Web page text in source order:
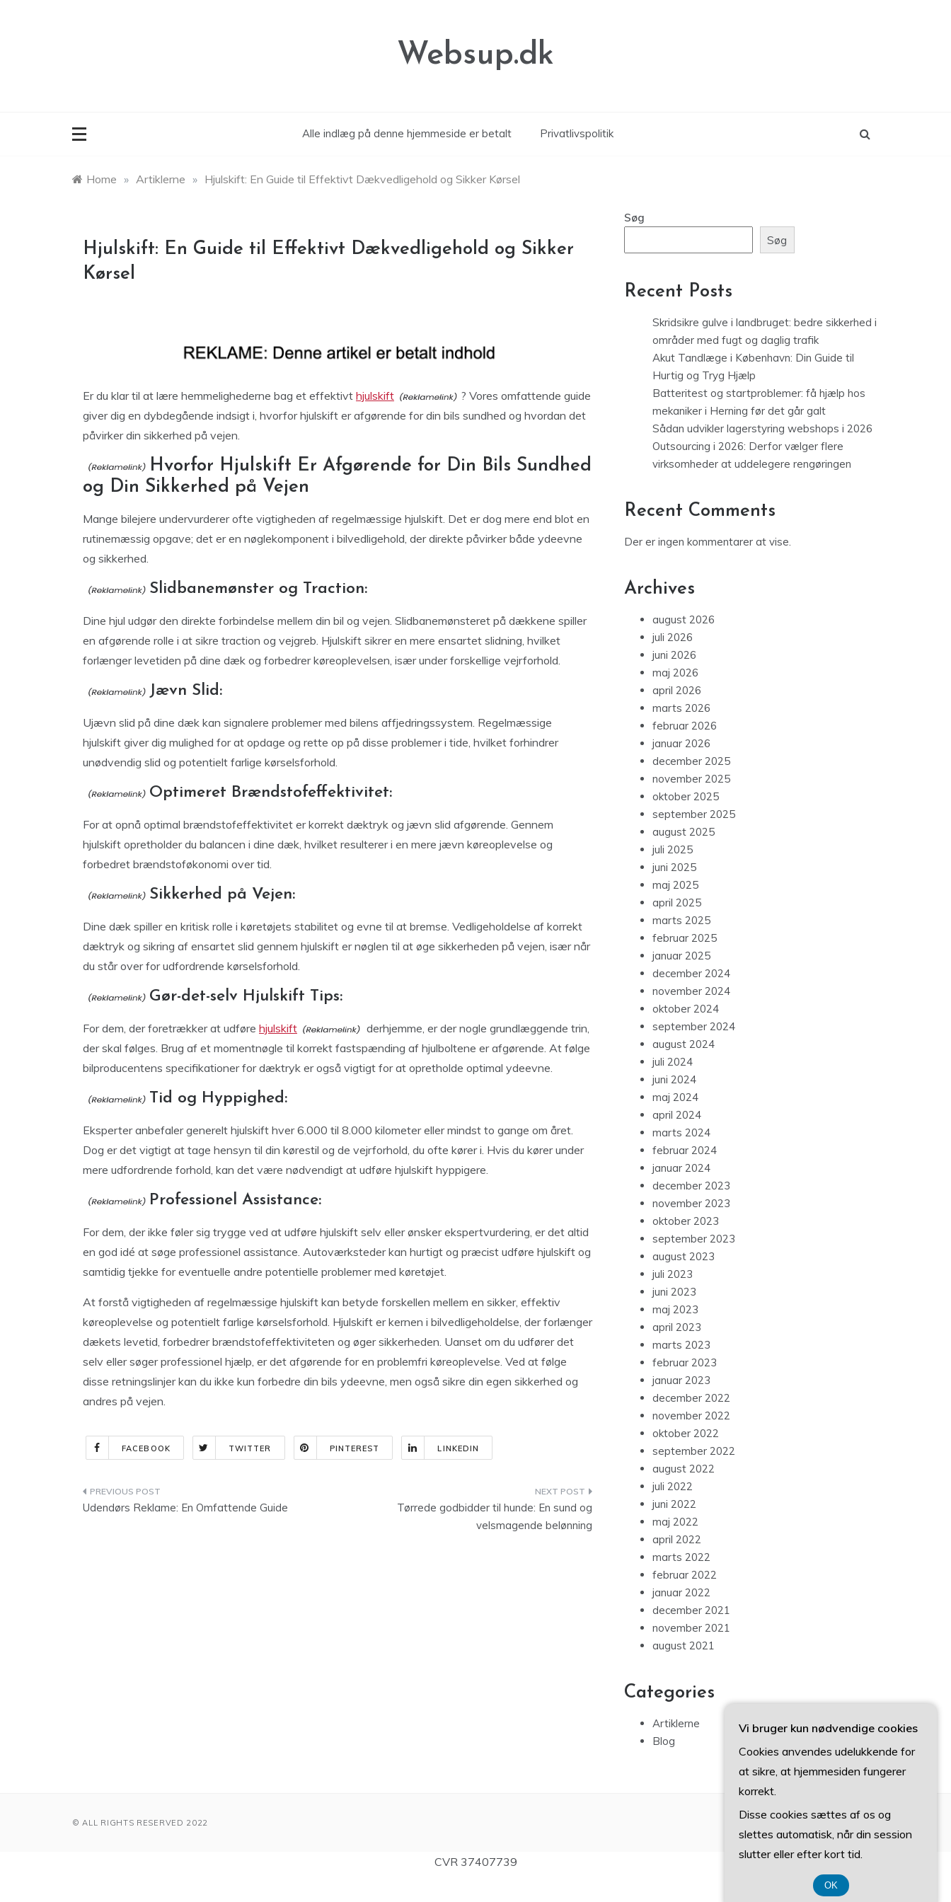
Websup.dk
Alle indlæg på denne hjemmeside er betalt Privatlivspolitik
Home » Artiklerne » Hjulskift: En Guide til Effektivt Dækvedligehold og Sikker Kørsel
Hjulskift: En Guide til Effektivt Dækvedligehold og Sikker
Kørsel
Er du klar til at lære hemmelighederne bag et effektivt hjulskift
? Vores omfattende guide
giver dig en dybdegående indsigt i, hvorfor hjulskift er afgørende for din bils sundhed og hvordan det
påvirker din sikkerhed på vejen.
Hvorfor Hjulskift Er Afgørende for Din Bils Sundhed
og Din Sikkerhed på Vejen
Mange bilejere undervurderer ofte vigtigheden af regelmæssige hjulskift. Det er dog mere end blot en
rutinemæssig opgave; det er en nøglekomponent i bilvedligehold, der direkte påvirker både ydeevne
og sikkerhed.
Slidbanemønster og Traction:
Dine hjul udgør den direkte forbindelse mellem din bil og vejen. Slidbanemønsteret på dækkene spiller
en afgørende rolle i at sikre traction og vejgreb. Hjulskift sikrer en mere ensartet slidning, hvilket
forlænger levetiden på dine dæk og forbedrer køreoplevelsen, især under forskellige vejrforhold.
Jævn Slid:
Ujævn slid på dine dæk kan signalere problemer med bilens affjedringssystem. Regelmæssige
hjulskift giver dig mulighed for at opdage og rette op på disse problemer i tide, hvilket forhindrer
unødvendig slid og potentielt farlige kørselsforhold.
Optimeret Brændstofeffektivitet:
For at opnå optimal brændstofeffektivitet er korrekt dæktryk og jævn slid afgørende. Gennem
hjulskift opretholder du balancen i dine dæk, hvilket resulterer i en mere jævn køreoplevelse og
forbedret brændstoføkonomi over tid.
Sikkerhed på Vejen:
Dine dæk spiller en kritisk rolle i køretøjets stabilitet og evne til at bremse. Vedligeholdelse af korrekt
dæktryk og sikring af ensartet slid gennem hjulskift er nøglen til at øge sikkerheden på vejen, især når
du står over for udfordrende kørselsforhold.
Gør-det-selv Hjulskift Tips:
For dem, der foretrækker at udføre hjulskift
derhjemme, er der nogle grundlæggende trin,
der skal følges. Brug af et momentnøgle til korrekt fastspænding af hjulboltene er afgørende. At følge
bilproducentens specifikationer for dæktryk er også vigtigt for at opretholde optimal ydeevne.
Tid og Hyppighed:
Eksperter anbefaler generelt hjulskift hver 6.000 til 8.000 kilometer eller mindst to gange om året.
Dog er det vigtigt at tage hensyn til din kørestil og de vejrforhold, du ofte kører i. Hvis du kører under
mere udfordrende forhold, kan det være nødvendigt at udføre hjulskift hyppigere.
Professionel Assistance:
For dem, der ikke føler sig trygge ved at udføre hjulskift selv eller ønsker ekspertvurdering, er det altid
en god idé at søge professionel assistance. Autoværksteder kan hurtigt og præcist udføre hjulskift og
samtidig tjekke for eventuelle andre potentielle problemer med køretøjet.
At forstå vigtigheden af regelmæssige hjulskift kan betyde forskellen mellem en sikker, effektiv
køreoplevelse og potentielt farlige kørselsforhold. Hjulskift er kernen i bilvedligeholdelse, der forlænger
dækets levetid, forbedrer brændstofeffektiviteten og øger sikkerheden. Uanset om du udfører det
selv eller søger professionel hjælp, er det afgørende for en problemfri køreoplevelse. Ved at følge
disse retningslinjer kan du ikke kun forbedre din bils ydeevne, men også sikre din egen sikkerhed og
andres på vejen.
FACEBOOK TWITTER PINTEREST LINKEDIN
Indlægsnavigation
Udendørs Reklame: En Omfattende Guide
Tørrede godbidder til hunde: En sund og
velsmagende belønning
Søg
Søg
Recent Posts
Skridsikre gulve i landbruget: bedre sikkerhed i
områder med fugt og daglig trafik
Akut Tandlæge i København: Din Guide til
Hurtig og Tryg Hjælp
Batteritest og startproblemer: få hjælp hos
mekaniker i Herning før det går galt
Sådan udvikler lagerstyring webshops i 2026
Outsourcing i 2026: Derfor vælger flere
virksomheder at uddelegere rengøringen
Recent Comments
Der er ingen kommentarer at vise.
Archives
august 2026
juli 2026
juni 2026
maj 2026
april 2026
marts 2026
februar 2026
januar 2026
december 2025
november 2025
oktober 2025
september 2025
august 2025
juli 2025
juni 2025
maj 2025
april 2025
marts 2025
februar 2025
januar 2025
december 2024
november 2024
oktober 2024
september 2024
august 2024
juli 2024
juni 2024
maj 2024
april 2024
marts 2024
februar 2024
januar 2024
december 2023
november 2023
oktober 2023
september 2023
august 2023
juli 2023
juni 2023
maj 2023
april 2023
marts 2023
februar 2023
januar 2023
december 2022
november 2022
oktober 2022
september 2022
august 2022
juli 2022
juni 2022
maj 2022
april 2022
marts 2022
februar 2022
januar 2022
december 2021
november 2021
august 2021
Categories
Artiklerne
Blog
© ALL RIGHTS RESERVED 2022
CVR 37407739
Vi bruger kun nødvendige cookies
Cookies anvendes udelukkende for
at sikre, at hjemmesiden fungerer
korrekt.
Disse cookies sættes af os og
slettes automatisk, når din session
slutter eller efter kort tid.
OK